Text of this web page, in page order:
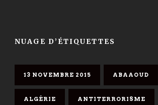
NUAGE D’ÉTIQUETTES
13 NOVEMBRE 2015 ABAAOUD
ALGÉRIE ANTITERRORISME